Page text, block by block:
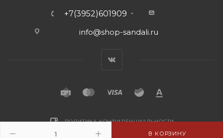
В КОРЗИНУ
+7(3952)601909
info@shop-sandali.ru
ПОЛИТИКА КОНФИДЕНЦИАЛЬНОСТИ